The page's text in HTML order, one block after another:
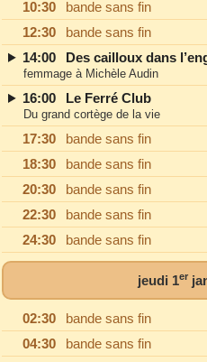
10:30
bande sans fin
12:30
bande sans fin
14:00
Des cailloux dans
femmage à Michèle Audin
16:00 Le Ferré Club
Du grand cortège de la vie
17:30
bande sans fin
18:30
bande sans fin
20:30
bande sans fin
22:30
bande sans fin
24:30
bande sans fin
jeudi 1er
02:30
bande sans fin
04:30
bande sans fin